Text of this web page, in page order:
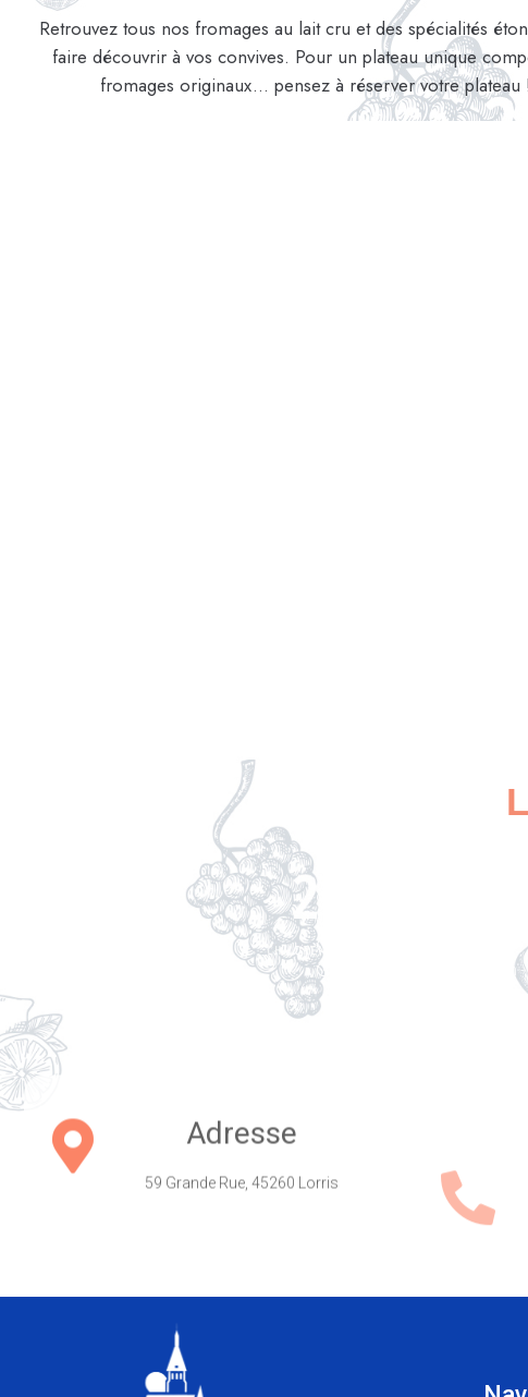
Retrouvez tous nos fromages au lait cru et des spécialités
faire découvrir à vos convives. Pour un plateau unique
fromages originaux... pensez à réserver votre plateau !
Jeudi - 8h30 - 12h30 / 15h